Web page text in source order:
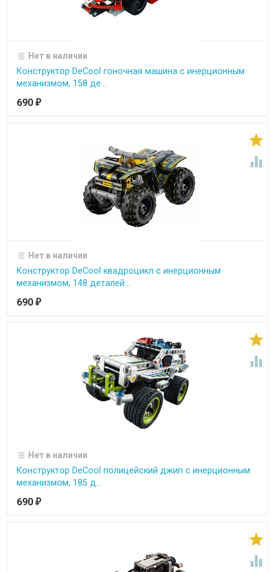
Нет в наличии
Конструктор DeCool гоночная машина с инерционным
механизмом, 158 де...
690 ₽


Нет в наличии
Конструктор DeCool квадроцикл с инерционным
механизмом, 148 деталей...
690 ₽


Нет в наличии
Конструктор DeCool полицейский джип с инерционным
механизмом, 185 д...
690 ₽

